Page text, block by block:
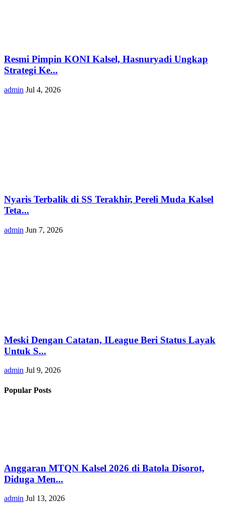
Resmi Pimpin KONI Kalsel, Hasnuryadi Ungkap
Strategi Ke...
admin Jul 4, 2026
Nyaris Terbalik di SS Terakhir, Pereli Muda Kalsel
Teta...
admin Jun 7, 2026
Meski Dengan Catatan, ILeague Beri Status Layak
Untuk S...
admin Jul 9, 2026
Popular Posts
Anggaran MTQN Kalsel 2026 di Batola Disorot,
Diduga Men...
admin Jul 13, 2026